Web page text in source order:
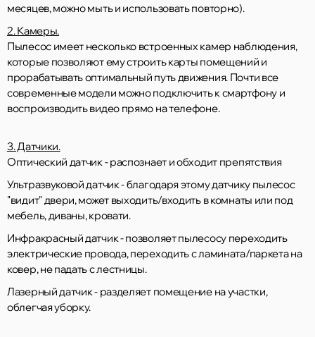
месяцев, можно мыть и использовать повторно).
2. Камеры.
Пылесос имеет несколько встроенных камер наблюдения,
которые позволяют ему строить карты помещений и
прорабатывать оптимальный путь движения. Почти все
современные модели можно подключить к смартфону и
воспроизводить видео прямо на телефоне.
3. Датчики.
Оптический датчик - распознает и обходит препятствия
Ультразвуковой датчик - благодаря этому датчику пылесос
"видит" двери, может выходить/входить в комнаты или под
мебель, диваны, кровати.
Инфракрасный датчик - позволяет пылесосу переходить
электрические провода, переходить с ламината/паркета на
ковер, не падать с лестницы.
Лазерный датчик - разделяет помещение на участки,
облегчая уборку.